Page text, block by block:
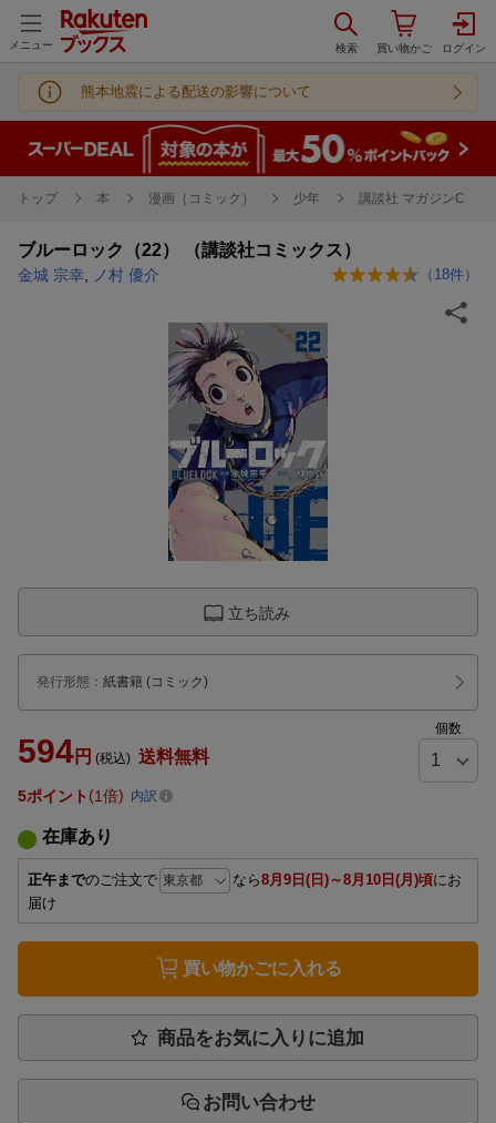
メニュー
熊本地震による配送の影響について
トップ 本 漫画（コミック） 少年 講談社 マガジンC
ブルーロック（22） （講談社コミックス）
金城 宗幸 ノ村 優介 （ 18件）
立ち読み
発行形態 ： 紙書籍 (コミック)
594円 (税込) 送料無料
個数
5ポイント 1倍 内訳
在庫あり
正午までのご注文で なら8月9日(日)～8月10日(月)頃にお
届け
買い物かごに入れる
商品をお気に入りに追加
お問い合わせ